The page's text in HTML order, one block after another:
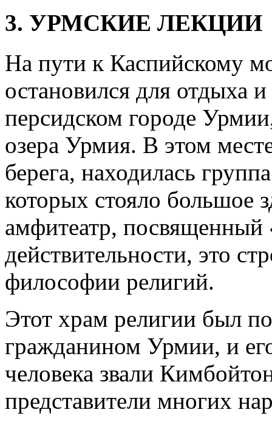
3. УРМСКИЕ ЛЕКЦИИ
На пути к Каспийскому
остановился для отдыха
персидском городе
озера Урмия. В этом
берега, находилась
которых стояло большое
амфитеатр, посвященный
действительности, это
философии религий.
Этот храм религии был
гражданином Урмии, и
человека звали
представители многих